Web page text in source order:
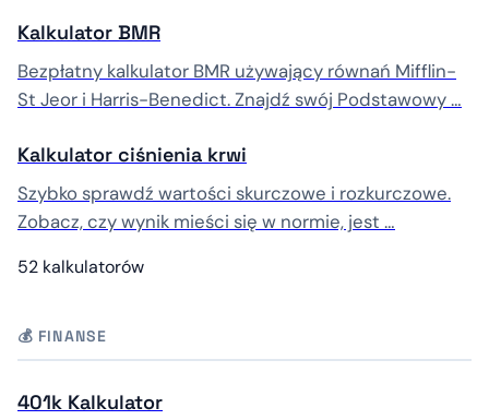
Kalkulator BMR
Bezpłatny kalkulator BMR używający równań Mifflin-
St Jeor i Harris-Benedict. Znajdź swój Podstawowy …
Kalkulator ciśnienia krwi
Szybko sprawdź wartości skurczowe i rozkurczowe.
Zobacz, czy wynik mieści się w normie, jest …
52 kalkulatorów
💰 FINANSE
401k Kalkulator